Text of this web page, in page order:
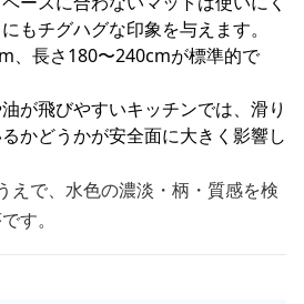
もチグハグな印象を与えます。
、長さ180〜240cmが標準的で
油が飛びやすいキッチンでは、滑り
かどうかが安全面に大きく影響し
えで、水色の濃淡・柄・質感を検
す。